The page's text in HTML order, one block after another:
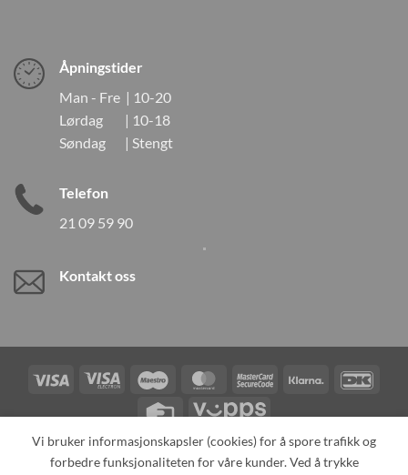
Åpningstider
Man - Fre | 10-20
Lørdag | 10-18
Søndag | Stengt
Telefon
21 09 59 90
Kontakt oss
Visa
Visa
Maestro MasterCardMasterCardKlarna
Credit
Vipps
TILBAKEKALLINGER KONTAKT OSS
OM OSS
Vi bruker informasjonskapsler (cookies) for å spore trafikk og
forbedre funksjonaliteten for våre kunder. Ved å trykke